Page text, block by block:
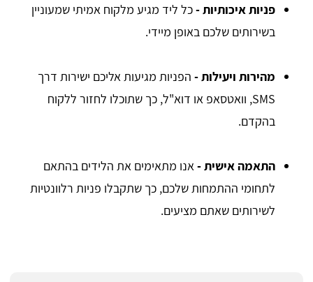
פניות איכותיות -כל ליד מגיע מלקוח אמיתי שמעוניין
בשירותים שלכם באופן מיידי.
מהירות ויעילות - הפניות מגיעות אליכם ישירות דרך
SMS, וואטסאפ או דוא"ל, כך שתוכלו לחזור ללקוח
בהקדם.
התאמה אישית -אנו מתאימים את הלידים בהתאם
לתחומי ההתמחות שלכם, כך שתקבלו פניות רלוונטיות
לשירותים שאתם מציעים.